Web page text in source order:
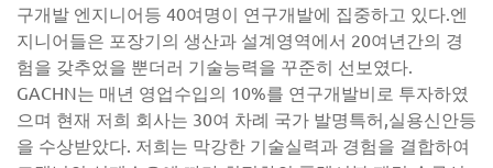
구개발 엔지니어등 40여명이 연구개발에 집중하고 있다.엔
지니어들은 포장기의 생산과 설계영역에서 20여년간의 경
험을 갖추었을 뿐더러 기술능력을 꾸준히 선보였다.
GACHN는 매년 영업수입의 10%를 연구개발비로 투자하였
으며 현재 저희 회사는 30여 차례 국가 발명특허,실용신안등
을 수상받았다. 저희는 막강한 기술실력과 경험을 결합하여